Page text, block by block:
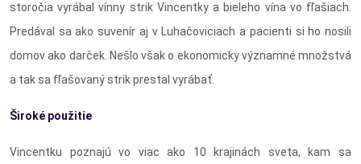
storočia vyrábal vínny strik Vincentky a bieleho vína vo fľašiach.
Predával sa ako suvenír aj v Luhačoviciach a pacienti si ho nosili
domov ako darček. Nešlo však o ekonomicky významné množstvá
a tak sa fľašovaný strik prestal vyrábať.
Široké použitie
Vincentku poznajú vo viac ako 10 krajinách sveta, kam sa